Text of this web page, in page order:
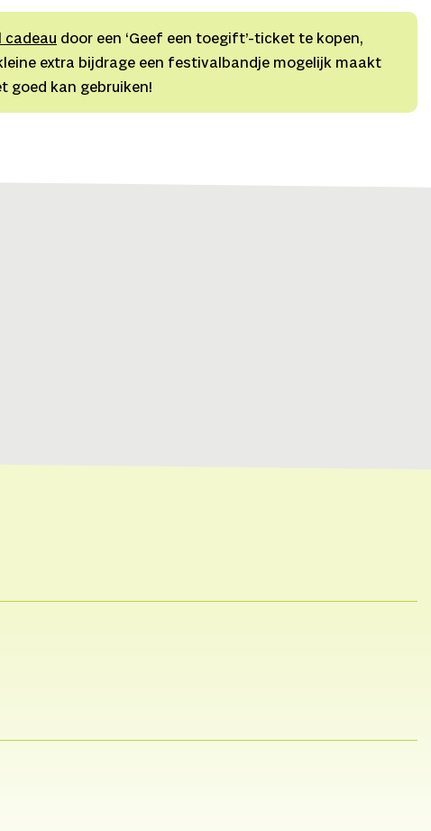
cadeau door een ‘Geef een toegift’-ticket te kopen,
extra bijdrage een festivalbandje mogelijk maakt
goed kan gebruiken!